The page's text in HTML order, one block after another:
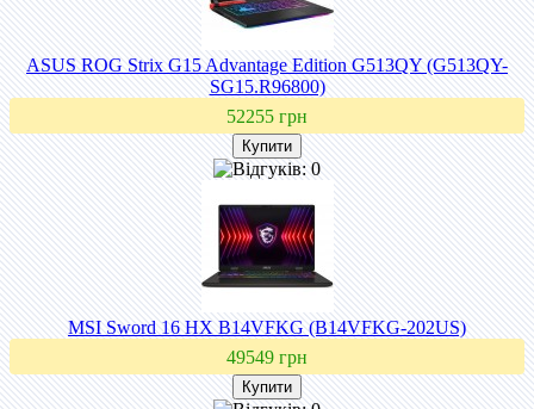
ASUS ROG Strix G15 Advantage Edition G513QY (G513QY-
SG15.R96800)
52255 грн
MSI Sword 16 HX B14VFKG (B14VFKG-202US)
49549 грн